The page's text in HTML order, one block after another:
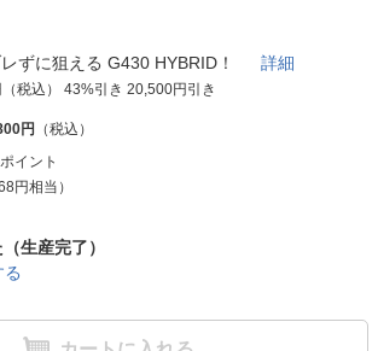
レずに狙える G430 HYBRID！ 詳細
税込） 43%引き 20,500円引き
円 （税込）
イント
円相当）
生産完了）